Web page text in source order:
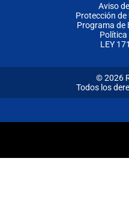
Aviso
Protección de
Programa de
Política
LEY
© 2026
Todos los